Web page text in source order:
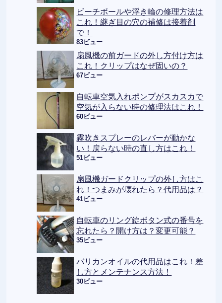
ビーチボールや浮き輪の修理方法は
これ！継ぎ目の穴の補修は接着剤
で！
83ビュー
扇風機の前ガードの外し方付け方は
これ！クリップはなぜ固いの？
67ビュー
自転車空気入れポンプがスカスカで
空気が入らない時の修理法はこれ！
60ビュー
霧吹きスプレーのレバーが動かな
い！戻らない時の直し方はこれ！
51ビュー
扇風機ガードクリップの外し方はこ
れ！つまみが壊れたら？代用品は？
41ビュー
自転車のリング錠ボタン式の番号を
忘れたら？開け方は？変更可能？
35ビュー
バリカンオイルの代用品はこれ！差
し方とメンテナンス方法！
30ビュー